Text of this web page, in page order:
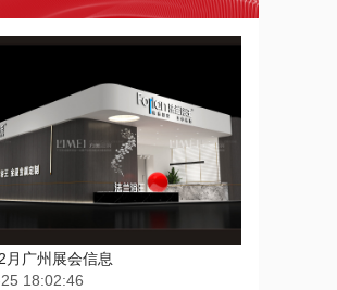
25 18:02:46
月深圳展会信息
17:50:28